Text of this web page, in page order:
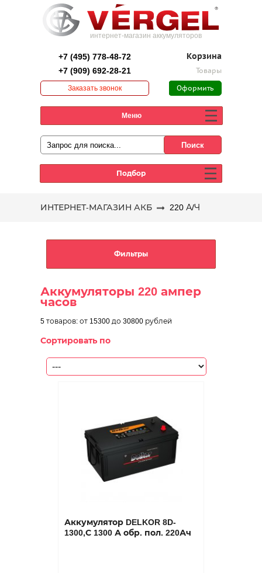
интернет-магазин аккумуляторов
+7 (495) 778-48-72
+7 (909) 692-28-21
Заказать звонок
Корзина
Товары
Оформить
Меню
Подбор
ИНТЕРНЕТ-МАГАЗИН АКБ 220 А/Ч
Аккумуляторы 220 ампер
часов
5 товаров: от 15300 до 30800 рублей
Сортировать по
Аккумулятор DELKOR 8D-
1300,С 1300 А обр. пол. 220Ач